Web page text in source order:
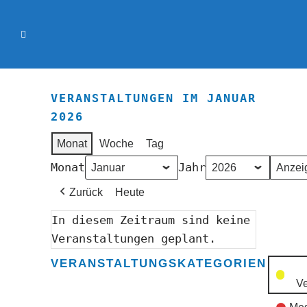
VERANSTALTUNGEN IM JANUAR
2026
Monat Woche Tag
Monat Jahr
Zurück Heute
In diesem Zeitraum sind keine
Veranstaltungen geplant.
VERANSTALTUNGSKATEGORIEN